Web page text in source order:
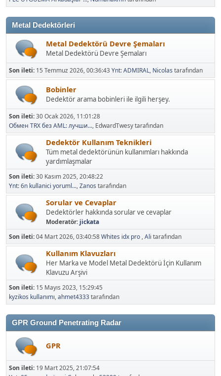
Metal Dedektörleri
Metal Dedektörü Devre Şemaları
Metal Dedektörü Devre Şemaları
Son ileti: 15 Temmuz 2026, 00:36:43Ynt: ADMIRAL, Nicolas tarafından
Bobinler
Dedektör arama bobinleri ile ilgili herşey.
Son ileti:30 Ocak 2026, 11:01:28
Обмен TRX без AML: лучши..., EdwardTwesy tarafından
Dedektör Kullanım Teknikleri
Tüm metal dedektörünün kullanımları hakkında
yardımlaşmalar
Son ileti:30 Kasım 2025, 20:48:22
Ynt: 6n kullanici yoruml...,Zanos tarafından
Sorular ve Cevaplar
Dedektörler hakkında sorular ve cevaplar
Moderatör: jickata
Son ileti:04 Mart 2026, 03:40:58Whites idx pro ,Ali tarafından
Kullanım Klavuzları
Her Marka ve Model Metal Dedektörü İçin Kullanım
Klavuzu Arşivi
Son ileti: 15 Mayıs 2023, 15:29:45
kyzikos kullanımı,ahmet4333tarafından
GPR Ground Penetrating Radar
GPR
Son ileti: 19 Mart 2025, 21:07:54